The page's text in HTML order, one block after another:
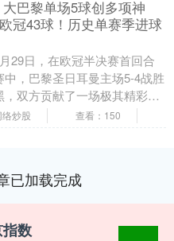
巴黎单场5球创多项神
冠43球！历史单赛季进球
29日，在欧冠半决赛首回合
中，巴黎圣日耳曼主场5-4战胜
，双方贡献了一场极其精彩的
本赛季欧冠巴黎已经打进43
炒股 查看：150
已加载完成
数